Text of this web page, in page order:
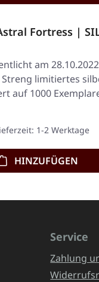
Fortress |
am
Streng limitiertes
auf 1000
1-2 Werktage
HINZUFÜGEN
Service
Zahlung